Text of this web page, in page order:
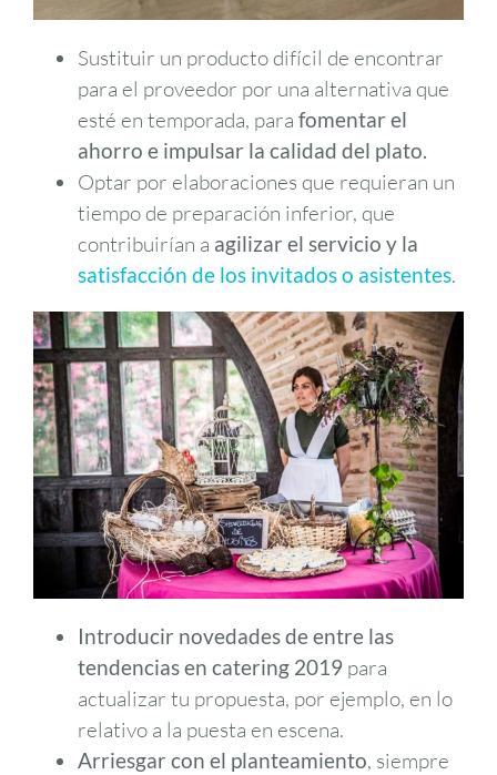
Sustituir un producto difícil de encontrar
para el proveedor por una alternativa que
esté en temporada, para fomentar el
ahorro e impulsar la calidad del plato.
Optar por elaboraciones que requieran un
tiempo de preparación inferior, que
contribuirían a agilizar el servicio y la
satisfacción de los invitados o asistentes.
Introducir novedades de entre las
tendencias en catering 2019 para
actualizar tu propuesta, por ejemplo, en lo
relativo a la puesta en escena.
Arriesgar con el planteamiento, siempre